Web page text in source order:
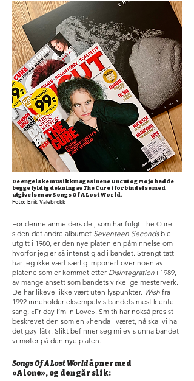
De engelske musikkmagasinene Uncut og Mojo hadde
begge fyldig dekning av The Cure i forbindelse med
utgivelsen av Songs Of A Lost World.
Foto: Erik Valebrokk
For denne anmelders del, som har fulgt The Cure
siden det andre albumet Seventeen Secondsble
utgitt i 1980, er den nye platen en påminnelse om
hvorfor jeg er så intenst glad i bandet. Strengt tatt
har jeg ikke vært særlig imponert over noen av
platene som er kommet etter Disintegration i 1989,
av mange ansett som bandets virkelige mesterverk.
De har likevel ikke vært uten lyspunkter. Wish fra
1992 inneholder eksempelvis bandets mest kjente
sang, «Friday I’m In Love». Smith har nokså presist
beskrevet den som en «henda i været, nå skal vi ha
det gøy-låt». Slikt befinner seg milevis unna bandet
vi møter på den nye platen.
Songs Of A Lost Worldåpner med
«Alone», og den går slik: